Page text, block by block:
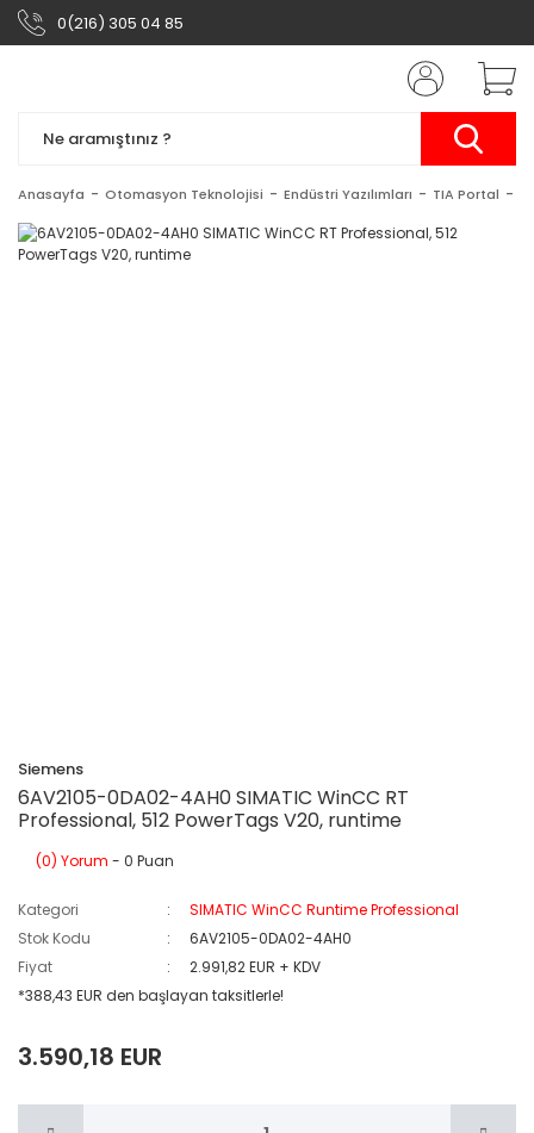
0(216) 305 04 85
Anasayfa Otomasyon Teknolojisi Endüstri Yazılımları TIA Portal
Siemens
6AV2105-0DA02-4AH0 SIMATIC WinCC RT
Professional, 512 PowerTags V20, runtime
(0) Yorum - 0 Puan
Kategori
SIMATIC WinCC Runtime Professional
Stok Kodu
6AV2105-0DA02-4AH0
Fiyat
2.991,82 EUR + KDV
*388,43 EUR den başlayan taksitlerle!
3.590,18 EUR